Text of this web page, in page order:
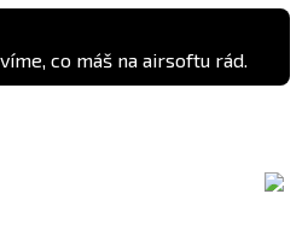
co máš na airsoftu rád.